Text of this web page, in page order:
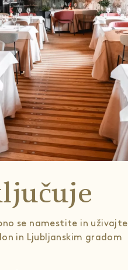
se namestite in uživajte
in Ljubljanskim gradom